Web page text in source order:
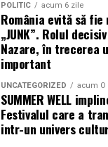
POLITIC acum 6 zile
România evită să
„JUNK”. Rolul
Nazare, în trecerea
important
UNCATEGORIZED acum O
SUMMER WELL
Festivalul care a
intr-un univers